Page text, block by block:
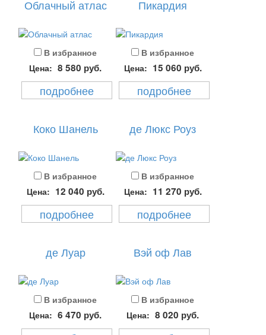
Облачный атлас
В избранное
Цена: 8 580 руб.
подробнее
Пикардия
В избранное
Цена: 15 060 руб.
подробнее
Коко Шанель
В избранное
Цена: 12 040 руб.
подробнее
де Люкс Роуз
В избранное
Цена: 11 270 руб.
подробнее
де Луар
В избранное
Цена: 6 470 руб.
Вэй оф Лав
В избранное
Цена: 8 020 руб.